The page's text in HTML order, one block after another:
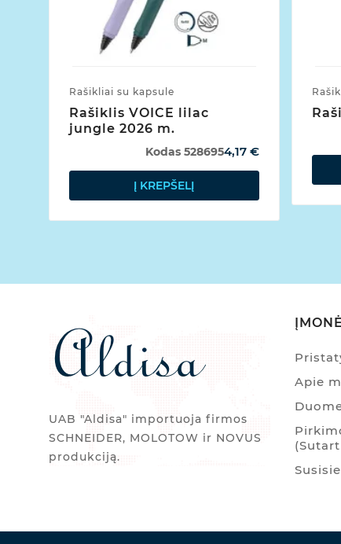
Rašikliai su kapsule
Rašiklis VOICE lilac
jungle 2026 m.
4,17 €
Kodas 528695
Į KREPŠELĮ
UAB "Aldisa" importuoja firmos
SCHNEIDER, MOLOTOW ir NOVUS
produkciją.
ĮMONĖ
Apie